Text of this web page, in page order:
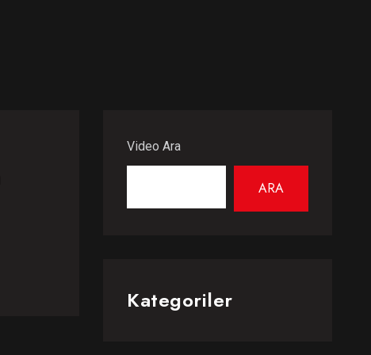
Video Ara
ARA
Kategoriler